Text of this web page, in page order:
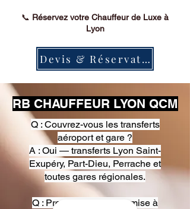
📞 Réservez votre Chauffeur de Luxe à
Lyon
Devis & Réservation
RB CHAUFFEUR LYON QCM
Q : Couvrez-vous les transferts
aéroport et gare ?
A : Oui — transferts Lyon Saint-
Exupéry, Part-Dieu, Perrache et
toutes gares régionales.
Q : Proposez-vous une mise à